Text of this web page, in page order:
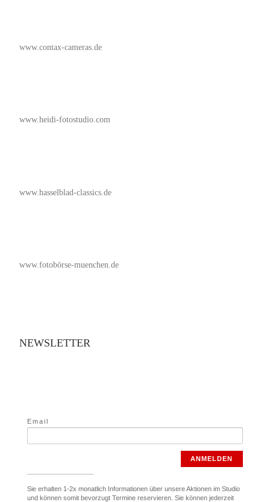
www.contax-cameras.de
www.heidi-fotostudio.com
www.hasselblad-classics.de
www.fotobörse-muenchen.de
NEWSLETTER
Email
ANMELDEN
Sie erhalten 1-2x monatlich Informationen über unsere Aktionen im Studio
und können somit bevorzugt Termine reservieren. Sie können jederzeit